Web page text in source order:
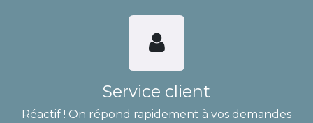
Service client
Réactif ! On répond rapidement à vos demandes